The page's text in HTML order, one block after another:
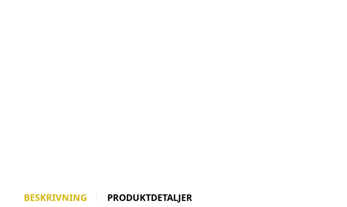
BESKRIVNING PRODUKTDETALJER